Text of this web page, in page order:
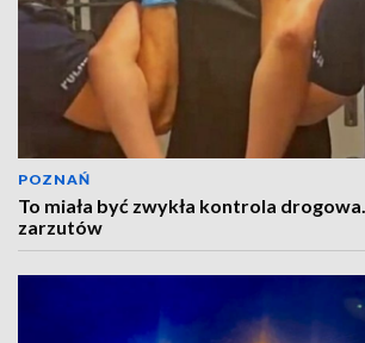
POZNAŃ
To miała być zwykła kontrola drogowa.
zarzutów